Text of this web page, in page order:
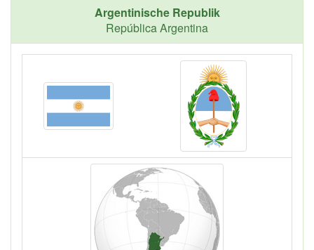
Argentinische Republik
República Argentina